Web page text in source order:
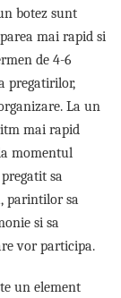
botez sunt
mai rapid si
de 4-6
pregatirilor,
La un
mai rapid
momentul
sa
parintilor sa
si sa
vor participa.
un element